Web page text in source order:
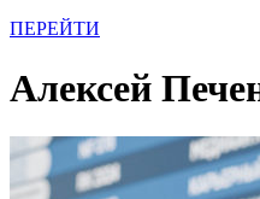
ПЕРЕЙТИ
Алексей